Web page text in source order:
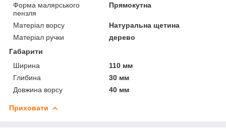
Форма малярського
пензля
Прямокутна
Матеріал ворсу
Натуральна щетина
Матеріал ручки
дерево
Габарити
Ширина
110 мм
Глибина
30 мм
Довжина ворсу
40 мм
Приховати